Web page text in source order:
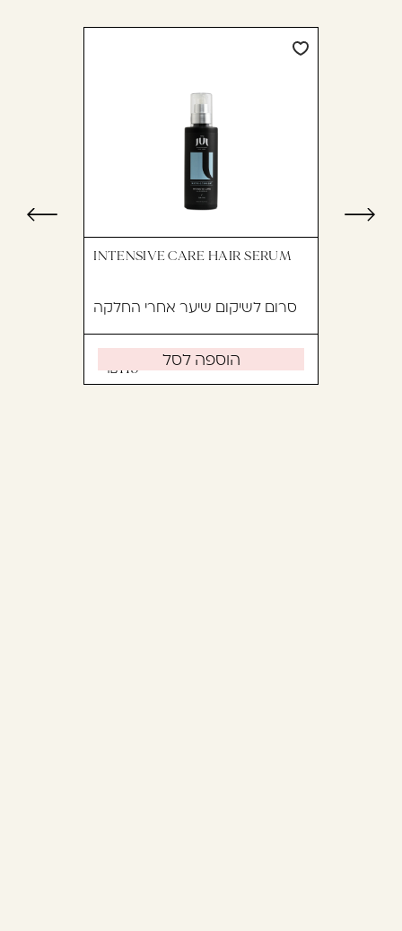
INTENSIVE CARE HAIR SERUM
סרום לשיקום שיער אחרי החלקה
119 הוספה לסל